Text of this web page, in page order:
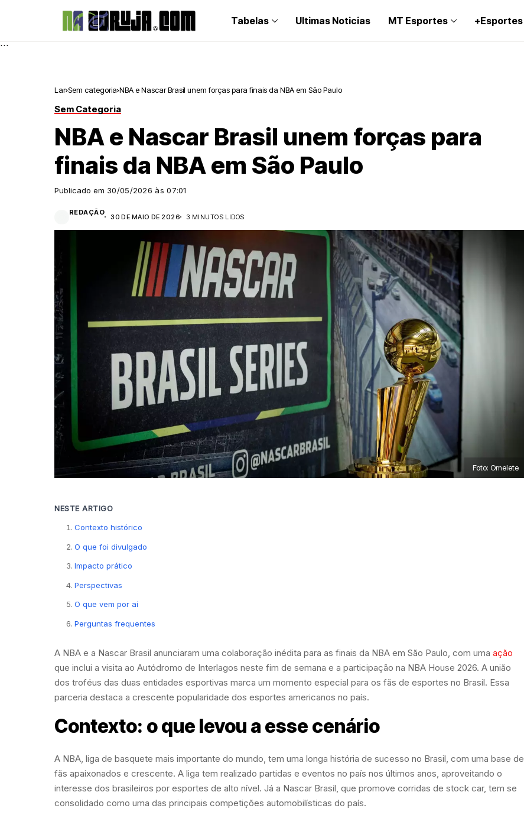
Tabelas Ultimas Noticias MT Esportes +Esportes
```
Lar Sem categoria NBA e Nascar Brasil unem forças para finais da NBA em São Paulo
Sem Categoria
NBA e Nascar Brasil unem forças para
finais da NBA em São Paulo
Publicado em 30/05/2026 às 07:01
REDAÇÃO
30 DE MAIO DE 2026 3 MINUTOS LIDOS
Foto: Omelete
NESTE ARTIGO
Contexto histórico
O que foi divulgado
Impacto prático
Perspectivas
O que vem por aí
Perguntas frequentes
A NBA e a Nascar Brasil anunciaram uma colaboração inédita para as finais da NBA em São Paulo, com uma ação
que inclui a visita ao Autódromo de Interlagos neste fim de semana e a participação na NBA House 2026. A união
dos troféus das duas entidades esportivas marca um momento especial para os fãs de esportes no Brasil. Essa
parceria destaca a crescente popularidade dos esportes americanos no país.
Contexto: o que levou a esse cenário
A NBA, liga de basquete mais importante do mundo, tem uma longa história de sucesso no Brasil, com uma base de
fãs apaixonados e crescente. A liga tem realizado partidas e eventos no país nos últimos anos, aproveitando o
interesse dos brasileiros por esportes de alto nível. Já a Nascar Brasil, que promove corridas de stock car, tem se
consolidado como uma das principais competições automobilísticas do país.